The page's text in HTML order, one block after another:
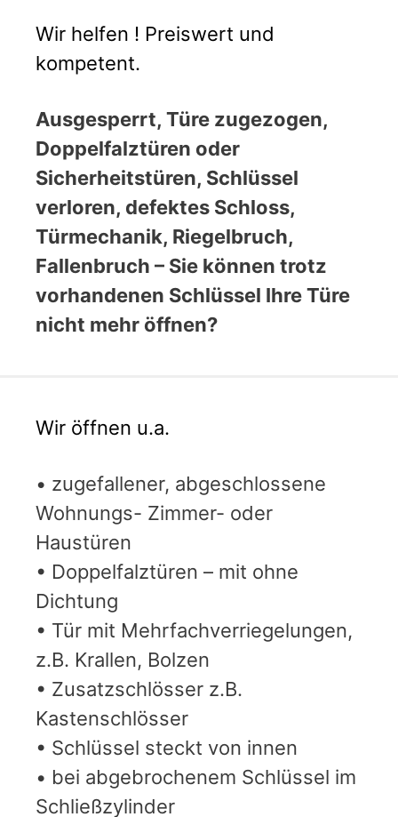
Wir helfen ! Preiswert und
kompetent.
Ausgesperrt, Türe zugezogen,
Doppelfalztüren oder
Sicherheitstüren, Schlüssel
verloren, defektes Schloss,
Türmechanik, Riegelbruch,
Fallenbruch – Sie können trotz
vorhandenen Schlüssel Ihre Türe
nicht mehr öffnen?
Wir öffnen u.a.
• zugefallener, abgeschlossene
Wohnungs- Zimmer- oder
Haustüren
• Doppelfalztüren – mit ohne
Dichtung
• Tür mit Mehrfachverriegelungen,
z.B. Krallen, Bolzen
• Zusatzschlösser z.B.
Kastenschlösser
• Schlüssel steckt von innen
• bei abgebrochenem Schlüssel im
Schließzylinder